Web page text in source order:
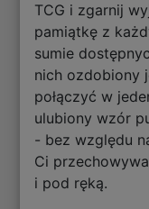
TCG i zgarnij
pamiątkę z
sumie
nich ozdobiony
połączyć w
ulubiony wzór
- bez względu
Ci
i pod ręką.